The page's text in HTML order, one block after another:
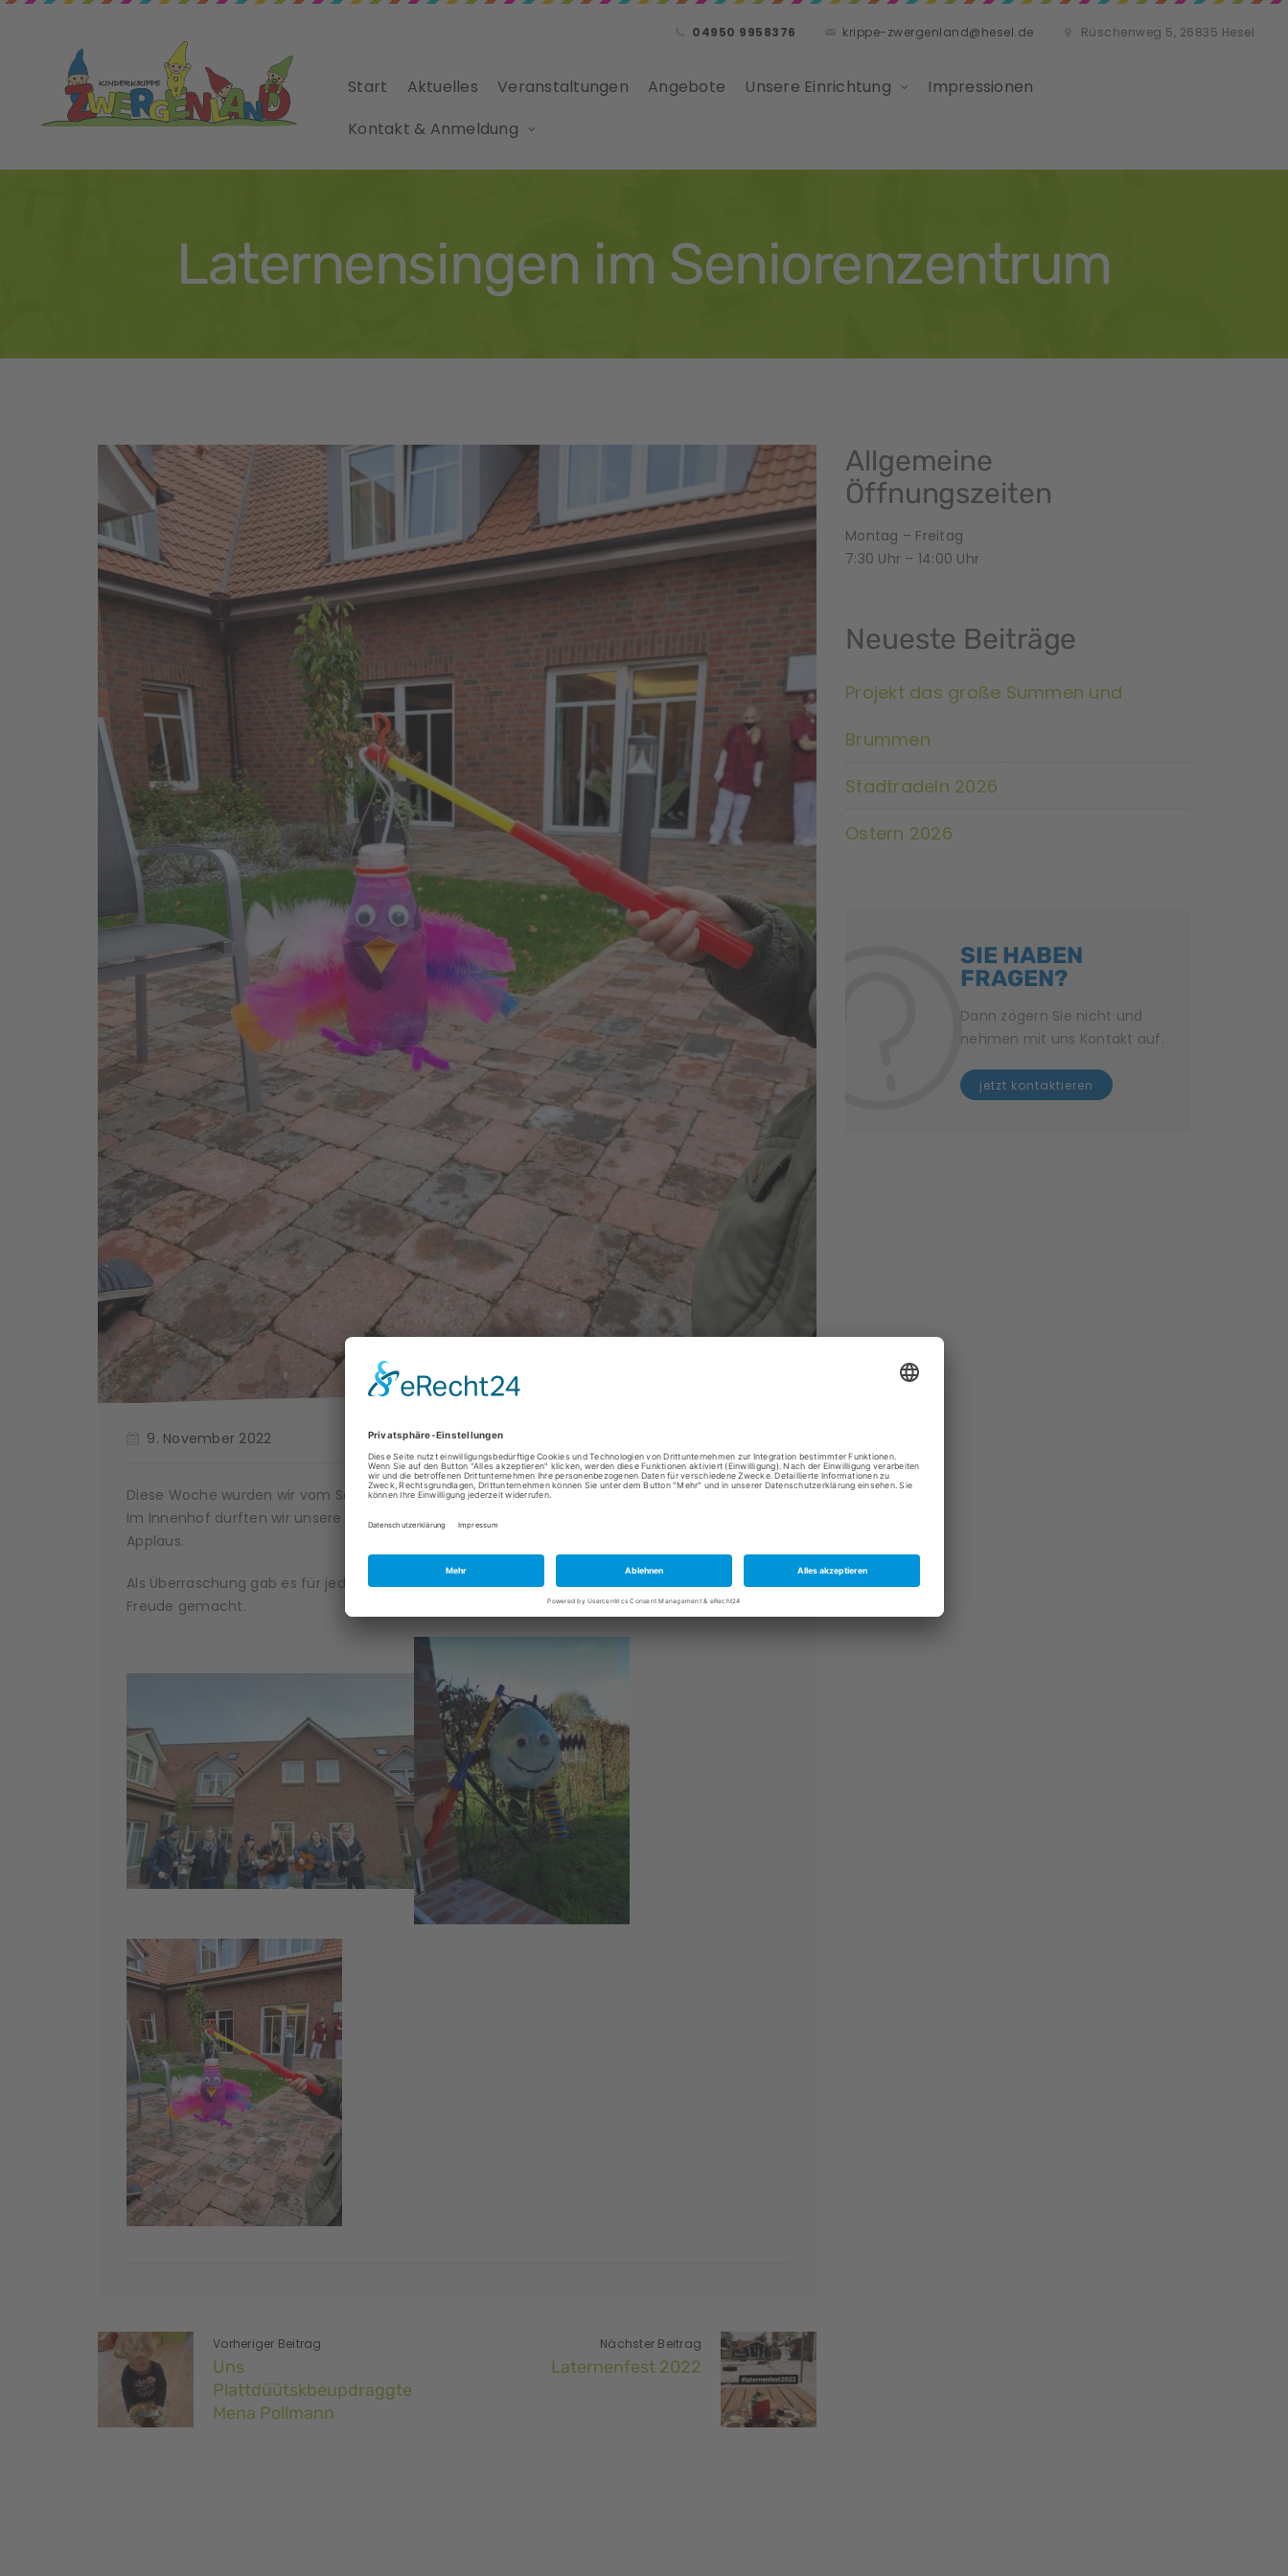
04950 9958376 krippe-zwergenland@hesel.de Rüschenweg 5, 26835 Hesel
Start Aktuelles Veranstaltungen Angebote Unsere Einrichtung
Impressionen
Kontakt & Anmeldung
Laternensingen im Seniorenzentrum
9. November 2022
Diese Woche wurden wir vom Seniorenzentrum „Pflegebutler“ zum Martinisingen eingeladen.
Im Innenhof durften wir unsere Lieder präsentieren und bekamen von den Zuschauern viel
Applaus.
Als Überraschung gab es für jedes Kind eine Martinitüte. Vielen Dank und es hat uns sehr viel
Freude gemacht.
Vorheriger Beitrag
Uns
Plattdüütskbeupdraggte
Mena Pollmann
Nächster Beitrag
Laternenfest 2022
Allgemeine
Öffnungszeiten
Montag – Freitag
7:30 Uhr – 14:00 Uhr
Neueste Beiträge
Projekt das große Summen und
Brummen
Stadtradeln 2026
Ostern 2026
SIE HABEN
FRAGEN?
Dann zögern Sie nicht und
nehmen mit uns Kontakt auf.
jetzt kontaktieren